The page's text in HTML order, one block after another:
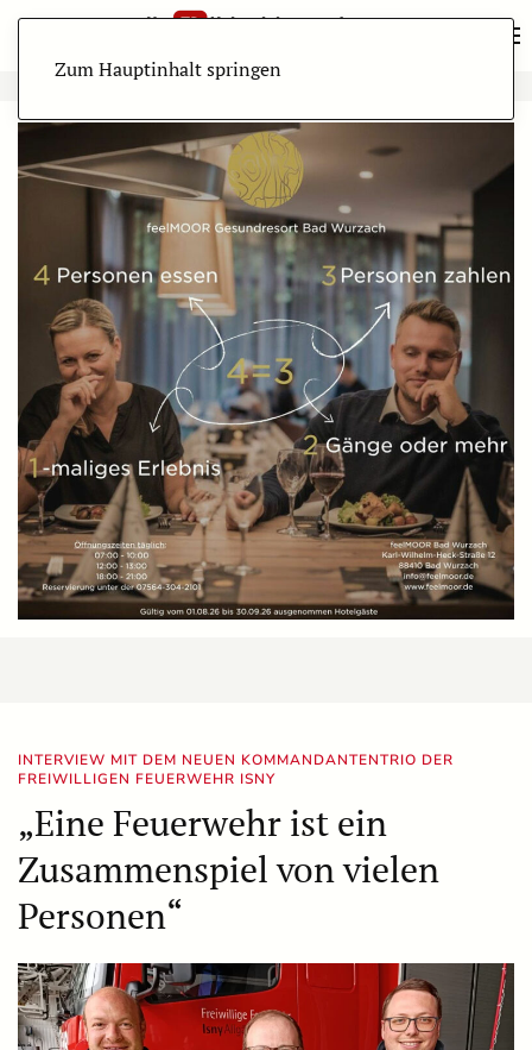
Zum Hauptinhalt springen
INTERVIEW MIT DEM NEUEN KOMMANDANTENTRIO DER
FREIWILLIGEN FEUERWEHR ISNY
„Eine Feuerwehr ist ein
Zusammenspiel von vielen
Personen“